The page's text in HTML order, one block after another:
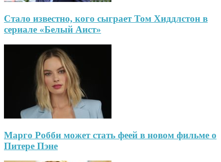
Стало известно, кого сыграет Том Хиддлстон в
сериале «Белый Аист»
Марго Робби может стать феей в новом фильме о
Питере Пэне